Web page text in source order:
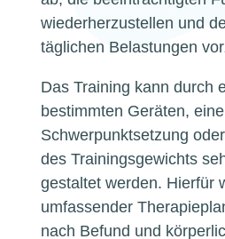
wiederherzustellen und
täglichen Belastungen
Das Training kann durch
bestimmten Geräten,
Schwerpunktsetzung
des Trainingsgewichts
gestaltet werden. Hierfür
umfassender
nach Befund und